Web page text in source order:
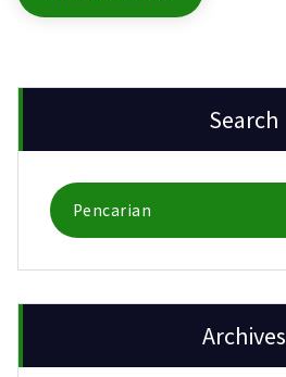
Search
Pencarian
untuk:
Archives